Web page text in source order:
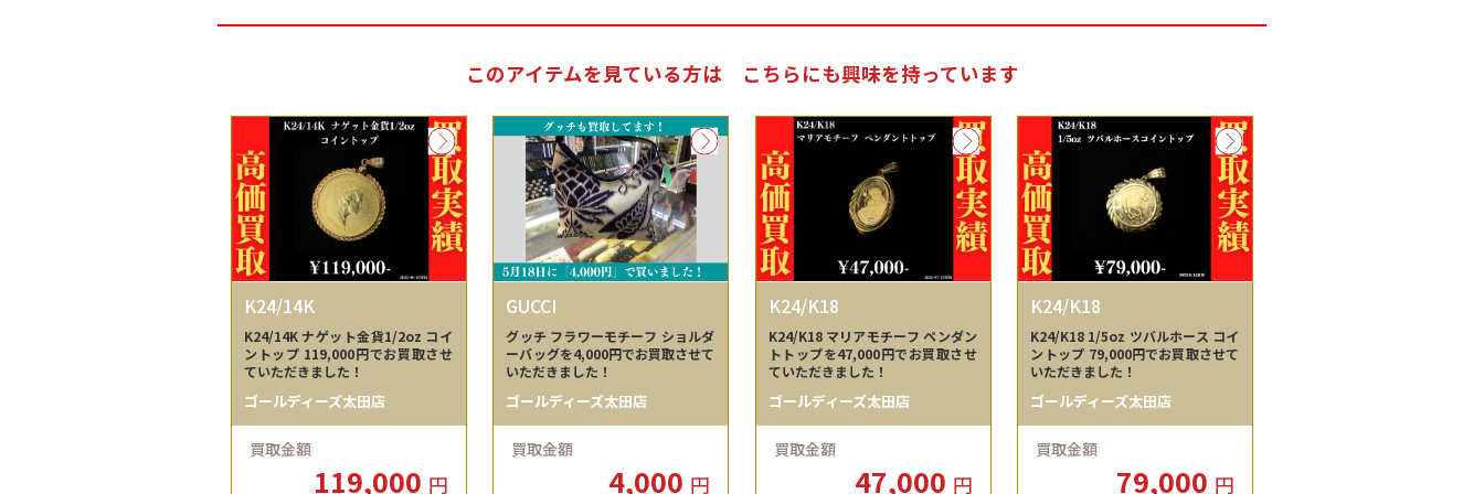
このアイテムを見ている方は こちらにも興味を持っています
K24/14K
K24/14K ナゲット金貨1/2oz コイ
ントップ 119,000円でお買取させ
ていただきました！
ゴールディーズ太田店
買取金額
119,000 円
GUCCI
グッチ フラワーモチーフ ショルダ
ーバッグを4,000円でお買取させて
いただきました！
ゴールディーズ太田店
買取金額
4,000 円
K24/K18
K24/K18 マリアモチーフ ペンダン
トトップを47,000円でお買取させ
ていただきました！
ゴールディーズ太田店
買取金額
47,000 円
K24/K18
K24/K18 1/5oz ツバルホース コイ
ントップ 79,000円でお買取させて
いただきました！
ゴールディーズ太田店
買取金額
79,000 円